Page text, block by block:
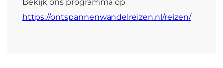
Bekijk ons programma op
https://ontspannenwandelreizen.nl/reizen/